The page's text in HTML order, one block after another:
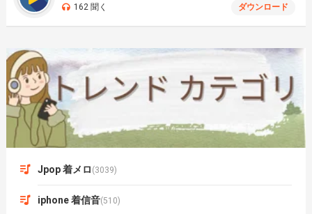
162 聞く ダウンロード
Jpop 着メロ (3039)
iphone 着信音(510)